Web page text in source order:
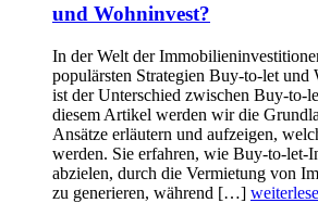
und Wohninvest?
In der Welt der
populärsten Strategien Buy-to-let und
ist der Unterschied zwischen Buy-to-
diesem Artikel werden wir die
Ansätze erläutern und aufzeigen,
werden. Sie erfahren, wie Buy-to-let-
abzielen, durch die Vermietung von
zu generieren, während […]